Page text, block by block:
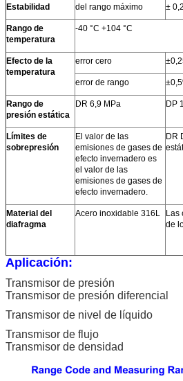
Estabilidad del rango máximo ±
Rango de
temperatura
-40 °C +104 °C
Efecto de la
temperatura
error cero
error de rango
Rango de
presión estática
DR 6,9 MPa DP
Límites de
sobrepresión
El valor de las
emisiones de gases de
efecto invernadero es
el valor de las
emisiones de gases de
efecto invernadero.
DR
Material del
diafragma
Acero inoxidable 316L
Las
de
Aplicación:
Transmisor de presión
Transmisor de presión diferencial
Transmisor de nivel de líquido
Transmisor de flujo
Transmisor de densidad